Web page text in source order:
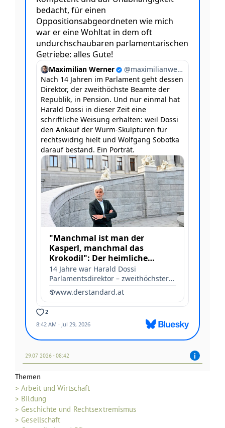
29.07 2026 - 08:42
Themen
> Arbeit und Wirtschaft
> Bildung
> Geschichte und Rechtsextremismus
> Gesellschaft